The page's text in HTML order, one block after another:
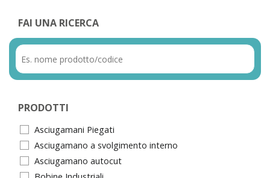
FAI UNA RICERCA
PRODOTTI
Asciugamani Piegati
Asciugamano a svolgimento interno
Asciugamano autocut